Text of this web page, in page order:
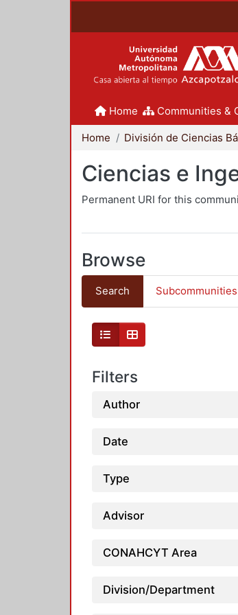
Home Communities &
Home
Ciencias e
Permanent URI for this
Browse
Search
Filters
Author
Date
Type
Advisor
CONAHCYT Area
Division/Department